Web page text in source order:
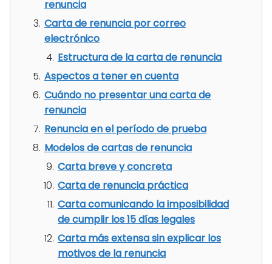
renuncia
Carta de renuncia por correo
electrónico
Estructura de la carta de renuncia
Aspectos a tener en cuenta
Cuándo no presentar una carta de
renuncia
Renuncia en el período de prueba
Modelos de cartas de renuncia
Carta breve y concreta
Carta de renuncia práctica
Carta comunicando la imposibilidad
de cumplir los 15 días legales
Carta más extensa sin explicar los
motivos de la renuncia